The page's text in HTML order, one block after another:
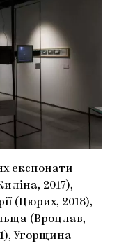
експонати
2017),
(Цюрих, 2018),
(Вроцлав,
Угорщина